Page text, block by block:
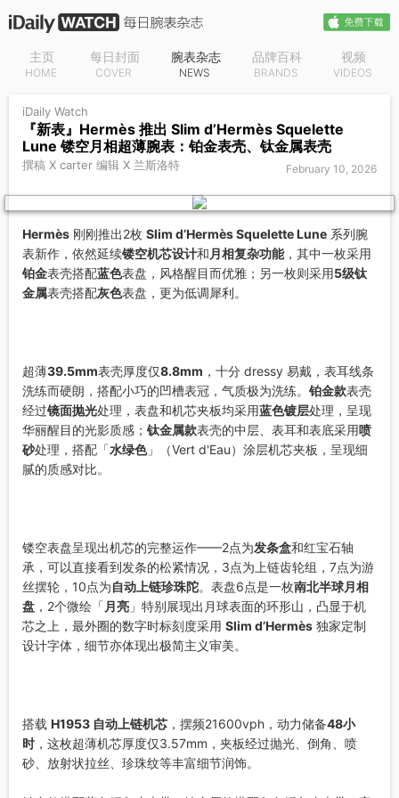
主页
HOME
每日封面
COVER
腕表杂志
NEWS
品牌百科
BRANDS
视频
VIDEOS
iDaily Watch
『新表』Hermès 推出 Slim d’Hermès Squelette
Lune 镂空月相超薄腕表：铂金表壳、钛金属表壳
February 10, 2026
撰稿 X carter 编辑 X 兰斯洛特
Hermès 刚刚推出2枚 Slim d’Hermès Squelette Lune 系列腕
表新作，依然延续镂空机芯设计和 月相复杂功能，其中一枚采用
铂金表壳搭配蓝色表盘，风格醒目而优雅；另一枚则采用5级钛
金属表壳搭配灰色表盘，更为低调犀利。
超薄39.5mm表壳厚度仅8.8mm ，十分 dressy 易戴，表耳线条
洗练而硬朗，搭配小巧的凹槽表冠，气质极为洗练。 铂金款表壳
经过镜面抛光处理，表盘和机芯夹板均采用蓝色镀层处理，呈现
华丽醒目的光影质感； 钛金属款表壳的中层、表耳和表底采用喷
砂处理，搭配「水绿色」（Vert d'Eau）涂层机芯夹板，呈现细
腻的质感对比。
镂空表盘呈现出机芯的完整运作——2点为发条盒和红宝石轴
承，可以直接看到发条的松紧情况，3点为上链齿轮组，7点为游
丝摆轮，10点为自动上链珍珠陀。表盘6点是一枚南北半球月相
盘 ，2个微绘「 月亮 」特别展现出月球表面的环形山，凸显于机
芯之上，最外圈的数字时标刻度采用 Slim d’Hermès 独家定制
设计字体，细节亦体现出极简主义审美。
搭载 H1953 自动上链机芯 ，摆频21600vph，动力储备48小
时 ，这枚超薄机芯厚度仅3.57mm，夹板经过抛光、倒角、喷
砂、放射状拉丝、珍珠纹等丰富细节润饰。